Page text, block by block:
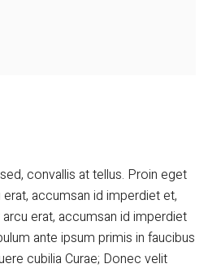
convallis at tellus. Proin eget
accumsan id imperdiet et,
erat, accumsan id imperdiet
ante ipsum primis in faucibus
cubilia Curae; Donec velit